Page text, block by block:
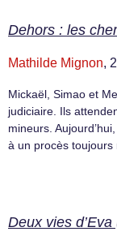
Dehors : les
Mathilde Mignon,
Mickaël, Simao et
judiciaire. Ils
mineurs.
à un procès toujours
Deux vies d’Eva